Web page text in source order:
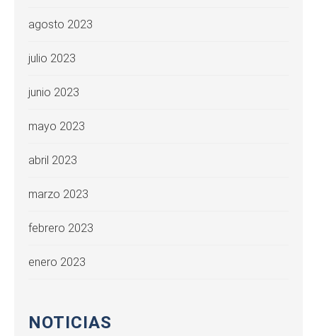
agosto 2023
julio 2023
junio 2023
mayo 2023
abril 2023
marzo 2023
febrero 2023
enero 2023
NOTICIAS